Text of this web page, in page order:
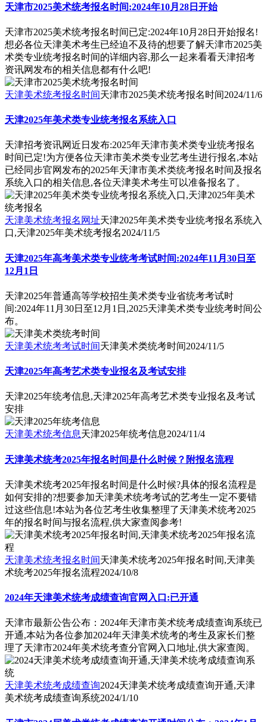
天津市2025美术统考报名时间:2024年10月28日开始
天津市2025美术统考报名时间已定:2024年10月28日开始报名!
想必各位天津美术考生已经迫不及待的想要了解天津市2025美
术类专业统考报名时间的详细内容,那么一起来看看天津招考
资讯网发布的相关信息都有什么吧!
天津美术统考报名时间天津市2025美术统考报名时间2024/11/6
天津2025年美术类专业统考报名系统入口
天津招考资讯网近日发布:2025年天津市美术类专业统考报名
时间已定!为方便各位天津市美术类专业艺考生进行报名,本站
已经同步官网发布的2025年天津市美术类统考报名时间及报名
系统入口的相关信息,各位天津美术考生可以准备报名了。
天津美术统考报名网址天津2025年美术类专业统考报名系统入
口,天津2025年美术统考报名2024/11/5
天津2025年高考美术类专业统考考试时间:2024年11月30日至
12月1日
天津2025年普通高等学校招生美术类专业省统考考试时
间:2024年11月30日至12月1日,2025天津美术类专业统考时间公
布。
天津美术统考考试时间天津美术类统考时间2024/11/5
天津2025年高考艺术类专业报名及考试安排
天津2025年统考信息,天津2025年高考艺术类专业报名及考试
安排
天津美术统考信息天津2025年统考信息2024/11/4
天津美术统考2025年报名时间是什么时候？附报名流程
天津美术统考2025年报名时间是什么时候?具体的报名流程是
如何安排的?想要参加天津美术统考考试的艺考生一定不要错
过这些信息!本站为各位艺考生收集整理了天津美术统考2025
年的报名时间与报名流程,供大家查阅参考!
天津美术统考报名时间天津美术统考2025年报名时间,天津美
术统考2025年报名流程2024/10/8
2024年天津美术统考成绩查询官网入口:已开通
天津市最新公告公布：2024年天津市美术统考成绩查询系统已
开通,本站为各位参加2024年天津美术统考的考生及家长们整
理了天津市2024年美术统考查分官网入口地址,供大家查阅。
天津美术统考成绩查询2024天津美术统考成绩查询开通,天津
美术统考成绩查询系统2024/1/10